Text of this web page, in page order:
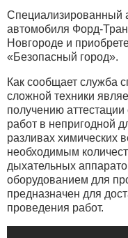
Специализированный
автомобиля Форд-
Новгороде и
«Безопасный город».
Как сообщает служба
сложной техники
получению
работ в непригодной
разливах химических
необходимым
дыхательных
оборудованием для
предназначен для
проведения работ.